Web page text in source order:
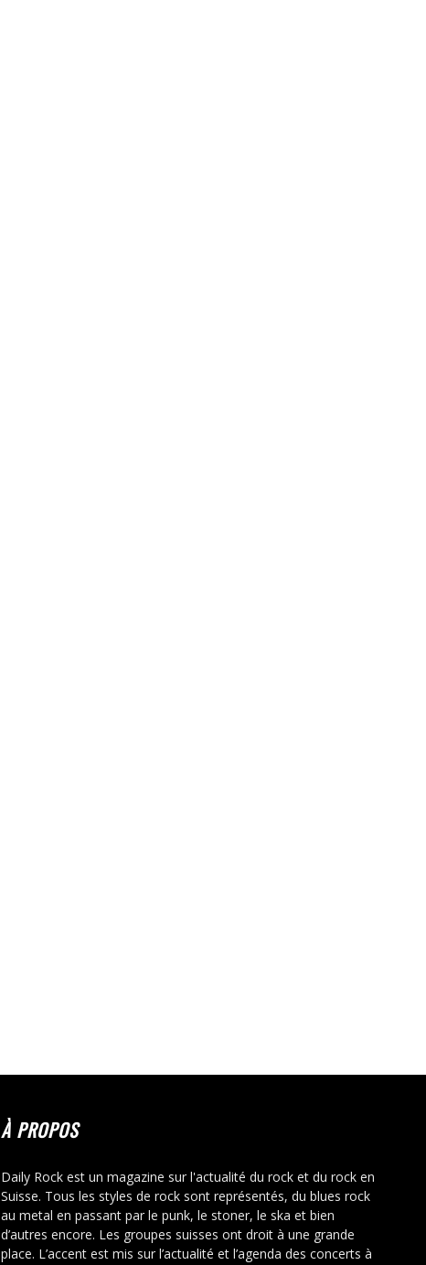
À PROPOS
Daily Rock est un magazine sur l'actualité du rock et du rock en
Suisse. Tous les styles de rock sont représentés, du blues rock
au metal en passant par le punk, le stoner, le ska et bien
d’autres encore. Les groupes suisses ont droit à une grande
place. L’accent est mis sur l’actualité et l’agenda des concerts à